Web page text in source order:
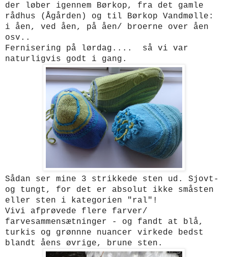
der løber igennem Børkop, fra det gamle
rådhus (Ågården) og til Børkop Vandmølle:
i åen, ved åen, på åen/ broerne over åen
osv..
Fernisering på lørdag.... så vi var
naturligvis godt i gang.
Sådan ser mine 3 strikkede sten ud. Sjovt-
og tungt, for det er absolut ikke småsten
eller sten i kategorien "ral"!
Vivi afprøvede flere farver/
farvesammensætninger - og fandt at blå,
turkis og grønnne nuancer virkede bedst
blandt åens øvrige, brune sten.